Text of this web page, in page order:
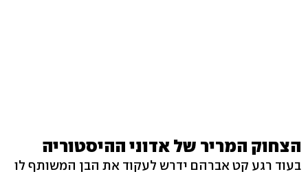
הצחוק המריר של אדוני ההיסטוריה
בעוד רגע קט אברהם ידרש לעקוד את הבן המשותף לו